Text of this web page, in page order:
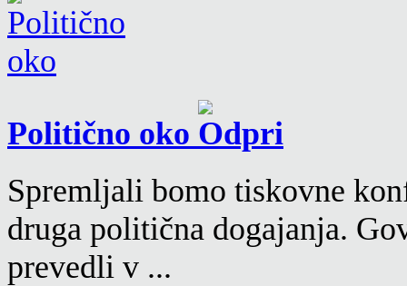
Politično oko
Spremljali bomo tiskovne
druga politična dogajanja.
prevedli v ...